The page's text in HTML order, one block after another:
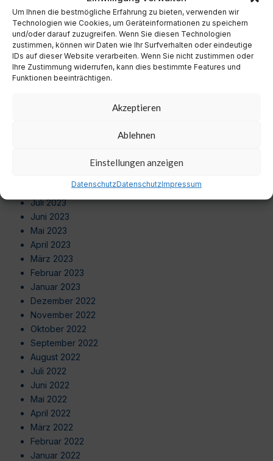
Um Ihnen die bestmögliche Erfahrung zu bieten, verwenden wir
Technologien wie Cookies, um Geräteinformationen zu speichern
und/oder darauf zuzugreifen. Wenn Sie diesen Technologien
zustimmen, können wir Daten wie Ihr Surfverhalten oder eindeutige
IDs auf dieser Website verarbeiten. Wenn Sie nicht zustimmen oder
Ihre Zustimmung widerrufen, kann dies bestimmte Features und
Funktionen beeinträchtigen.
Akzeptieren
Ablehnen
Einstellungen anzeigen
DatenschutzDatenschutzImpressum
August 2024
Juli 2024
Juni 2024
Mai 2024
April 2024
August 2023
Juli 2023
Juni 2023
Mai 2023
April 2023
März 2023
Februar 2023
Januar 2023
Dezember 2022
November 2022
Oktober 2022
September 2022
August 2022
Juli 2022
Juni 2022
Mai 2022
April 2022
März 2022
Februar 2022
Januar 2022